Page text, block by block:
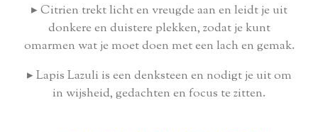
▸ Citrien trekt licht en vreugde aan en leidt je uit
donkere en duistere plekken, zodat je kunt
omarmen wat je moet doen met een lach en gemak.
▸ Lapis Lazuli is een denksteen en nodigt je uit om
in wijsheid, gedachten en focus te zitten.